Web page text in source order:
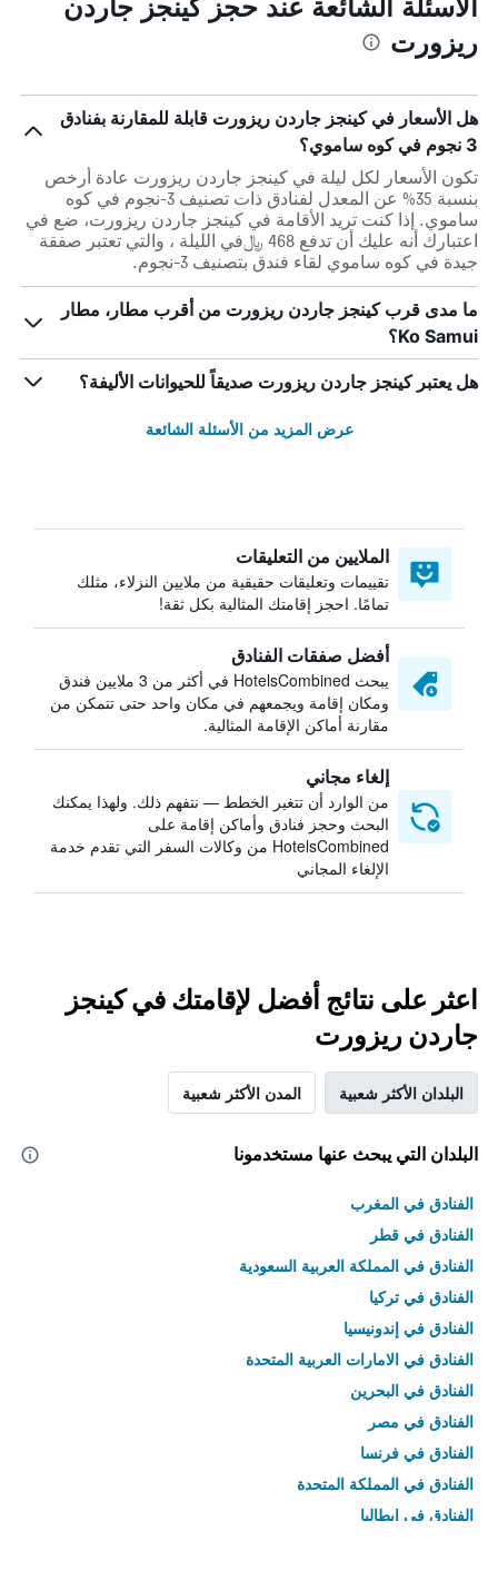
ريزورت
هل الأسعار في كينجز جاردن ريزورت قابلة للمقارنة بفنادق
3 نجوم في كوه ساموي؟
تكون الأسعار لكل ليلة في كينجز جاردن ريزورت عادة أرخص
بنسبة 35% عن المعدل لفنادق ذات تصنيف 3-نجوم في كوه
ساموي. إذا كنت تريد الأقامة في كينجز جاردن ريزورت، ضع في
اعتبارك أنه عليك أن تدفع 468 ﷼في الليلة ، والتي تعتبر صفقة
جيدة في كوه ساموي لقاء فندق بتصنيف 3-نجوم.
ما مدى قرب كينجز جاردن ريزورت من أقرب مطار، مطار
Ko Samui؟
هل يعتبر كينجز جاردن ريزورت صديقاً للحيوانات الأليفة؟
عرض المزيد من الأسئلة الشائعة
الملايين من التعليقات
تقييمات وتعليقات حقيقية من ملايين النزلاء، مثلك
تمامًا. احجز إقامتك المثالية بكل ثقة!
أفضل صفقات الفنادق
يبحث HotelsCombined في أكثر من 3 ملايين فندق
ومكان إقامة ويجمعهم في مكان واحد حتى تتمكن من
مقارنة أماكن الإقامة المثالية.
إلغاء مجاني
من الوارد أن تتغير الخطط — نتفهم ذلك. ولهذا يمكنك
البحث وحجز فنادق وأماكن إقامة على
HotelsCombined من وكالات السفر التي تقدم خدمة
الإلغاء المجاني
اعثر على نتائج أفضل لإقامتك في كينجز
جاردن ريزورت
البلدان الأكثر شعبية المدن الأكثر شعبية
البلدان التي يبحث عنها مستخدمونا
الفنادق في المغرب
الفنادق في قطر
الفنادق في المملكة العربية السعودية
الفنادق في تركيا
الفنادق في إندونيسيا
الفنادق في الامارات العربية المتحدة
الفنادق في البحرين
الفنادق في مصر
الفنادق في فرنسا
الفنادق في المملكة المتحدة
الفنادق في إيطاليا